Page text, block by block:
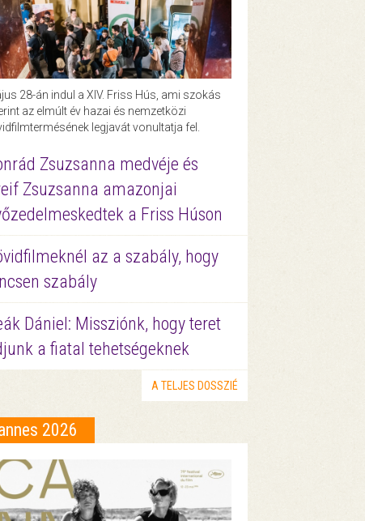
28-án indul a XIV. Friss Hús, ami szokás
az elmúlt év hazai és nemzetközi
legjavát vonultatja fel.
Zsuzsanna medvéje és
Zsuzsanna amazonjai
a Friss Húson
az a szabály, hogy
szabály
Dániel: Missziónk, hogy teret
a fiatal tehetségeknek
A TELJES DOSSZIÉ
2026